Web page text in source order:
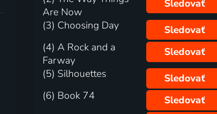
Are Now
Sledovať
(3) Choosing Day
Sledovať
(4) A Rock and a
Farway
Sledovať
(5) Silhouettes
Sledovať
(6) Book 74
Sledovať